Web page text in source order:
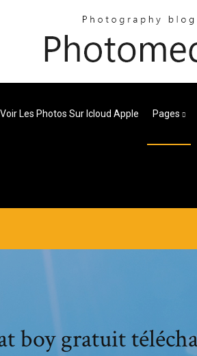
Les Photos Sur Icloud Apple Pages
boy gratuit